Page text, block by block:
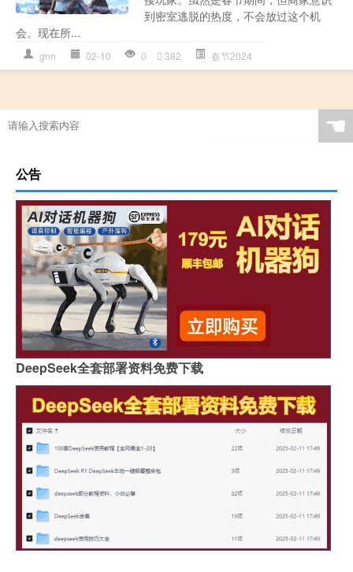
到密室逃脱的热度，不会放过这个机
会。现在所...
gnn 02-10 0 382 春节2024
☚
公告
DeepSeek全套部署资料免费下载